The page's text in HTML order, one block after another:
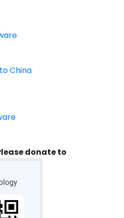
China
donate to